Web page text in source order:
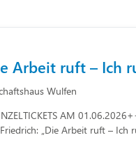
Arbeit ruft – Ich
Wulfen
AM
„Die Arbeit ruft – Ich